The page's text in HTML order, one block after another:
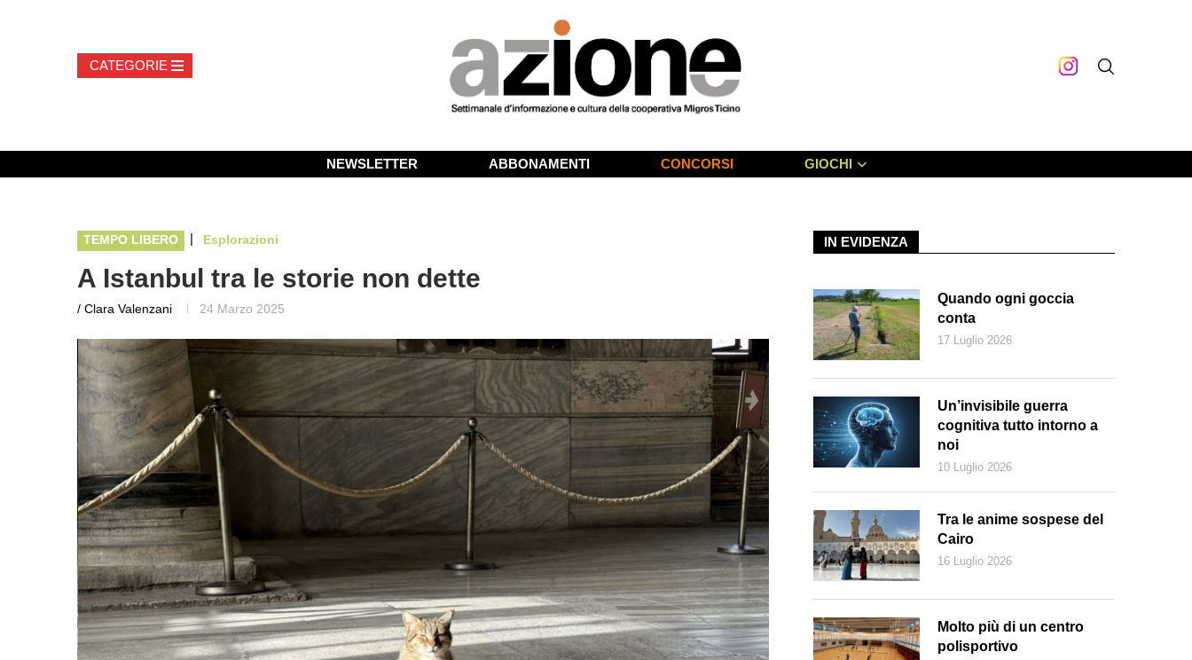
NEWSLETTER ABBONAMENTI CONCORSI GIOCHI
TEMPO LIBERO | Esplorazioni
A Istanbul tra le storie non dette
/ Clara Valenzani 24 Marzo 2025
IN EVIDENZA
Quando ogni goccia
conta
17 Luglio 2026
Un’invisibile guerra
cognitiva tutto intorno a
noi
10 Luglio 2026
Tra le anime sospese del
Cairo
16 Luglio 2026
Molto più di un centro
polisportivo